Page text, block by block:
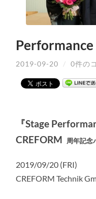
2019-09-20 / 0件の
『Stage
CREFORM
周年記念
2019/09/20 (FRI)
CREFORM Technik